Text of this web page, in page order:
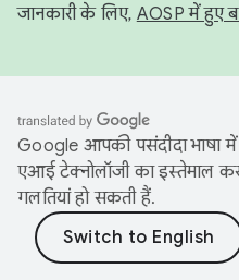
जानकारी के लिए, AOSP में हुए
Google आपकी पसंदीदा भाषा
एआई टेक्नोलॉजी का इस्तेमाल
गलतियां हो सकती हैं.